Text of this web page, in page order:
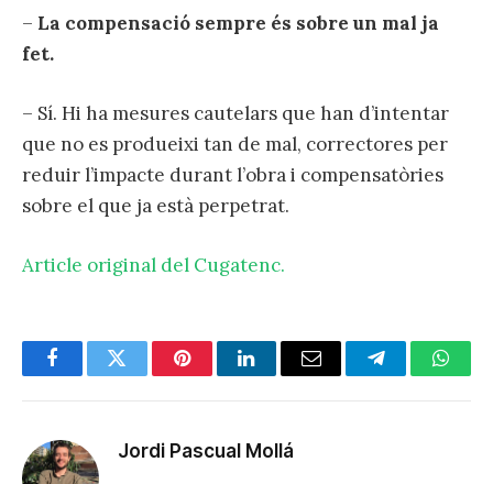
– La compensació sempre és sobre un mal ja
fet.
– Sí. Hi ha mesures cautelars que han d’intentar
que no es produeixi tan de mal, correctores per
reduir l’impacte durant l’obra i compensatòries
sobre el que ja està perpetrat.
Article original del Cugatenc.
FacebookTwitter PinterestLinkedInEmail Telegram
Jordi Pascual Mollá